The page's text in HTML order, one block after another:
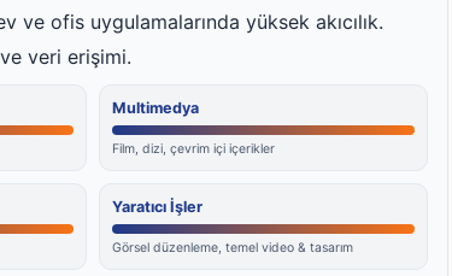
ve ofis uygulamalarında yüksek akıcılık.
ve veri erişimi.
Multimedya
Film, dizi, çevrim içi içerikler
Yaratıcı İşler
Görsel düzenleme, temel video & tasarım